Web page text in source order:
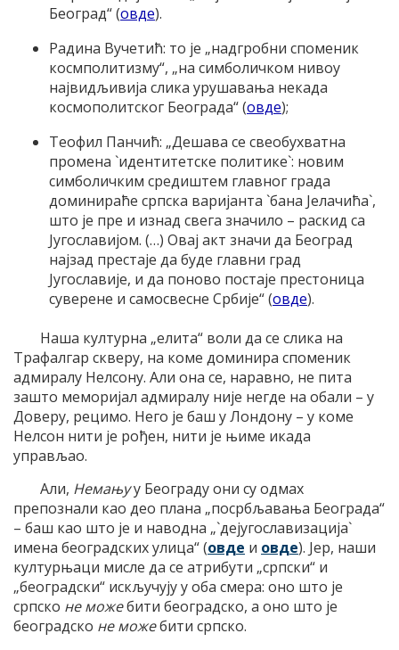
Београд“ (овде).
Радина Вучетић: то је „надгробни споменик
космполитизму“, „на симболичком нивоу
највидљивија слика урушавања некада
космополитског Београда“ (овде);
Теофил Панчић: „Дешава се свеобухватна
промена `идентитетске политике`: новим
симболичким средиштем главног града
доминираће српска варијанта `бана Јелачића`,
што је пре и изнад свега значило – раскид са
Југославијом. (…) Овај акт значи да Београд
најзад престаје да буде главни град
Југославије, и да поново постаје престоница
суверене и самосвесне Србије“ (овде).
Наша културна „елита“ воли да се слика на
Трафалгар скверу, на коме доминира споменик
адмиралу Нелсону. Али она се, наравно, не пита
зашто меморијал адмиралу није негде на обали – у
Доверу, рецимо. Него је баш у Лондону – у коме
Нелсон нити је рођен, нити је њиме икада
управљао.
Али, Немањуу Београду они су одмах
препознали као део плана „посрбљавања Београда“
– баш као што је и наводна „`дејугославизација`
имена београдских улица“ (овде и овде). Јер, наши
културњаци мисле да се атрибути „српски“ и
„београдски“ искључују у оба смера: оно што је
српско не можебити београдско, а оно што је
београдско не можебити српско.